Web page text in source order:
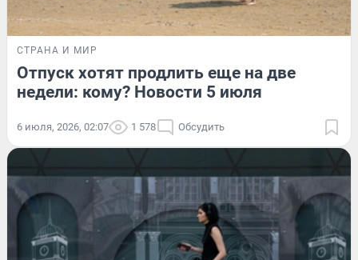
СТРАНА И МИР
Отпуск хотят продлить еще на две
недели: кому? Новости 5 июля
6 июля, 2026, 02:07 1 578 Обсудить